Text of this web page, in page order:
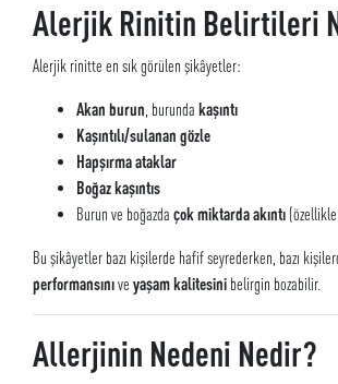
Alerjik Rinitin Belirtileri
Alerjik rinitte en sık görülen şikâyetler:
Akan burun , burunda kaşıntı
Kaşıntılı/sulanan gözle
Hapşırma ataklar
Boğaz kaşıntıs
Burun ve boğazda çok miktarda akıntı (özellikle
Bu şikâyetler bazı kişilerde hafif seyrederken, bazı
performansınıve yaşam kalitesini belirgin bozabilir.
Allerjinin Nedeni Nedir?